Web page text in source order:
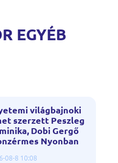
EGYÉB
világbajnoki
szerzett Peszleg
Dobi Gergő
Nyonban
08-8 10:08